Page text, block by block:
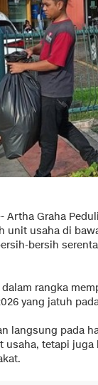
Artha Graha
unit usaha di
bersih
rangka
yang jatuh
langsung pada
usaha, tetapi